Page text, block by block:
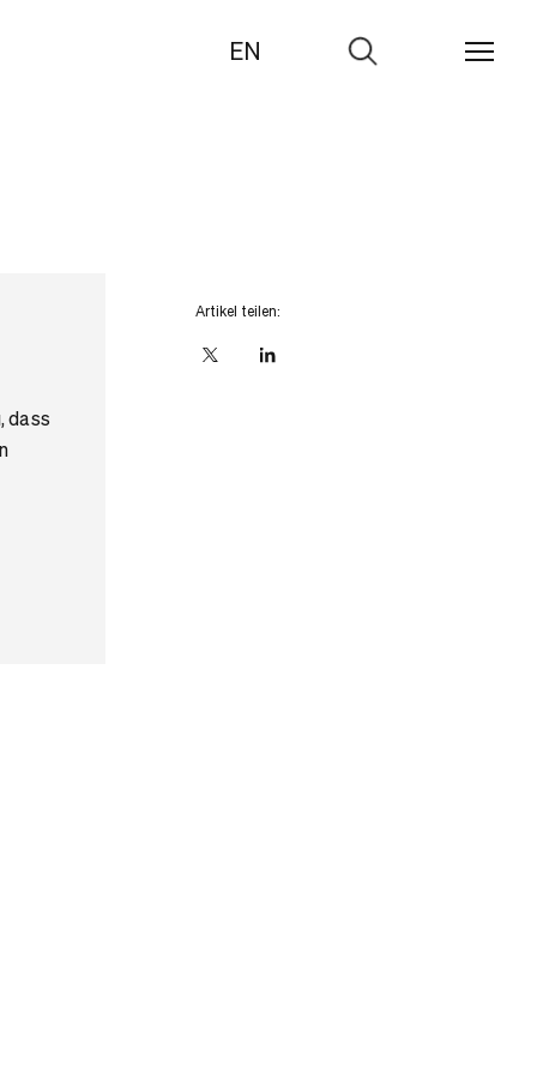
EN
Zur
dass
Artikel teilen:
X linkedIn